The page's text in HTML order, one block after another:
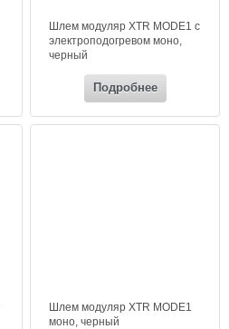
Шлем модуляр XTR MODE1 c
электроподогревом моно,
черный
Подробнее
Шлем модуляр XTR MODE1
моно, черный